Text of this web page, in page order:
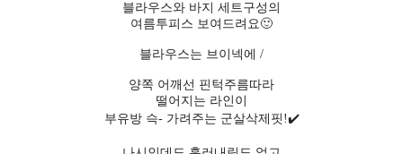
블라우스와 바지 세트구성의
여름투피스 보여드려요🙂
블라우스는 브이넥에 /
양쪽 어깨선 핀턱주름따라
떨어지는 라인이
부유방 슥- 가려주는 군살삭제핏!✔️